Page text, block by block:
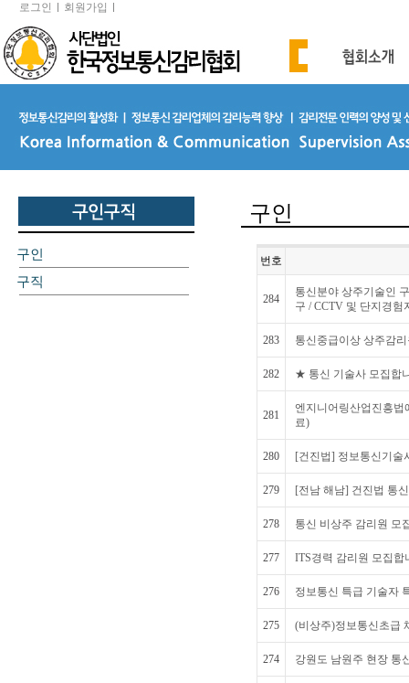
로그인 회원가입
구인
구직
구인
번호
284
통신분야 상주기술인
구 / CCTV 및 단지경험
283 통신중급이상 상주감
282 ★ 통신 기술사 모집합
281
엔지니어링산업진흥법
료)
280 [건진법] 정보통신기술
279 [전남 해남] 건진법 통
278 통신 비상주 감리원 모
277 ITS경력 감리원 모집합
276 정보통신 특급 기술자
275 (비상주)정보통신초급
274 강원도 남원주 현장 통